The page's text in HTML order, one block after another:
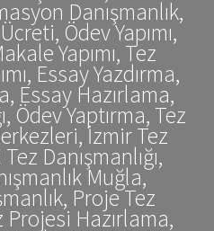
Danışmanlık,
Ödev Yapımı,
Yapımı, Tez
Essay Yazdırma,
Essay Hazırlama,
Ödev Yaptırma, Tez
İzmir Tez
Danışmanlığı,
Muğla,
Proje Tez
Projesi Hazırlama,